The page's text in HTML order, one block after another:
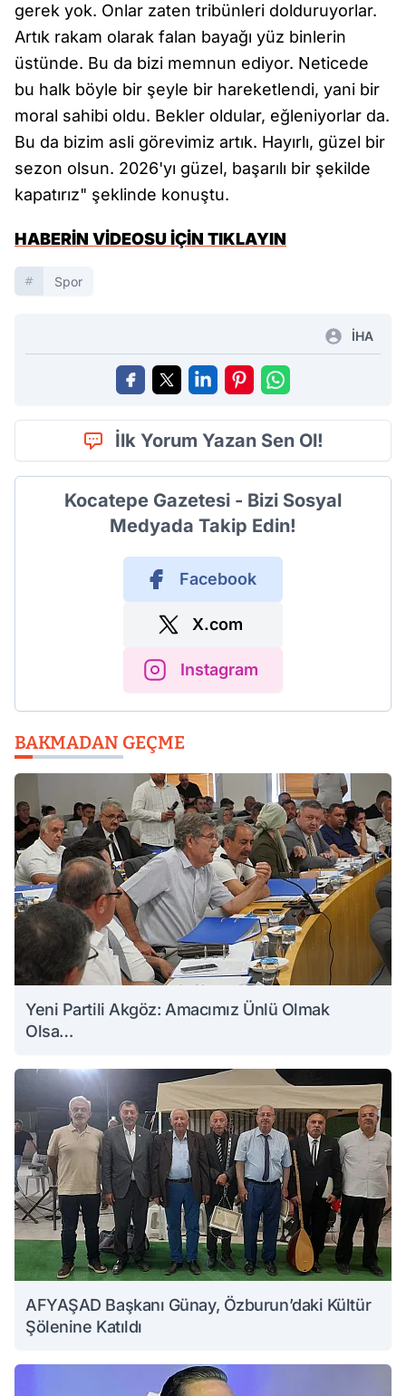
gerek yok. Onlar zaten tribünleri dolduruyorlar.
Artık rakam olarak falan bayağı yüz binlerin
üstünde. Bu da bizi memnun ediyor. Neticede
bu halk böyle bir şeyle bir hareketlendi, yani bir
moral sahibi oldu. Bekler oldular, eğleniyorlar da.
Bu da bizim asli görevimiz artık. Hayırlı, güzel bir
sezon olsun. 2026'yı güzel, başarılı bir şekilde
kapatırız" şeklinde konuştu.
HABERİN VİDEOSU İÇİN TIKLAYIN
Spor
İHA
İlk Yorum Yazan Sen Ol!
Kocatepe Gazetesi - Bizi Sosyal
Medyada Takip Edin!
Facebook
X.com
Instagram
BAKMADAN GEÇME
Yeni Partili Akgöz: Amacımız Ünlü Olmak
Olsa…
AFYAŞAD Başkanı Günay, Özburun’daki Kültür
Şölenine Katıldı